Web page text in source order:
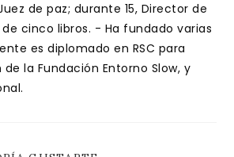
de paz; durante 15, Director de
de cinco libros. - Ha fundado varias
es diplomado en RSC para
la Fundación Entorno Slow, y